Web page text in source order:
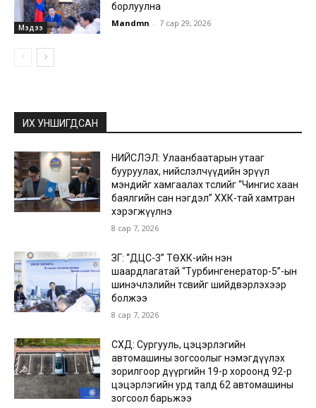
Мэдээ
борлуулна
Mandmn - 7 сар 29, 2026
ИХ УНШИГДСАН
НИЙСЛЭЛ: Улаанбаатарын утааг
бууруулах, нийслэлчүүдийн эрүүл
мэндийг хамгаалах төслийг “Чингис хаан
баялгийн сан нэгдэл” ХХК-тай хамтран
хэрэгжүүлнэ
8 сар 7, 2026
ЗГ: “ДЦС-3” ТӨХК-ийн нэн
шаардлагатай “Турбингенератор-5”-ын
шинэчлэлийн төсвийг шийдвэрлэхээр
болжээ
8 сар 7, 2026
СХД: Сургууль, цэцэрлэгийн
автомашины зогсоолыг нэмэгдүүлэх
зорилгоор дүүргийн 19-р хороонд 92-р
цэцэрлэгийн урд талд 62 автомашины
зогсоол барьжээ